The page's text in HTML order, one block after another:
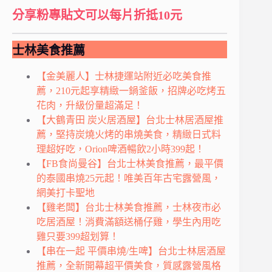
分享粉專貼文可以每片折抵10元
士林美食推薦
【金美麗人】士林捷運站附近必吃美食推
薦，210元起享精緻一鍋釜飯，招牌必吃烤五
花肉，升級份量超滿足！
【大鶴青田 炭火居酒屋】台北士林居酒屋推
薦，堅持炭燒火烤的串燒美食，精緻日式料
理超好吃，Orion啤酒暢飲2小時399起！
【FB食尚曼谷】台北士林美食推薦，最平價
的泰國串燒25元起！唯美百年古宅露營風，
網美打卡聖地
【雞老闆】台北士林美食推薦，士林夜市必
吃居酒屋！消費滿額送桶仔雞，學生內用吃
雞只要399超划算！
【串在一起 平價串燒/生啤】台北士林居酒屋
推薦，全新開幕超平價美食，質感露營風格